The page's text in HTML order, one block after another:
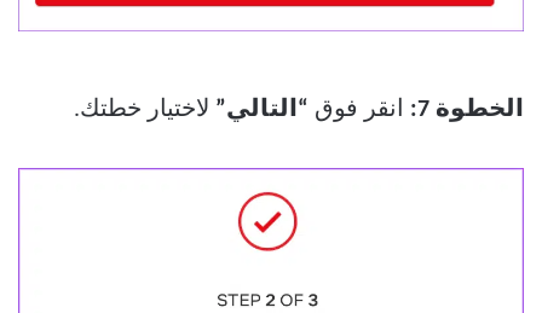
الخطوة 7: انقر فوق “التالي” لاختيار خطتك.